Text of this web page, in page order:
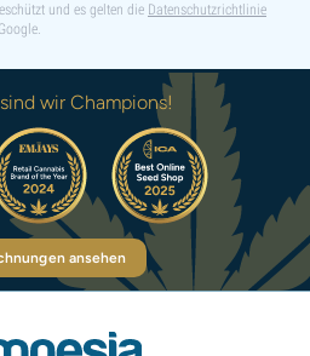
und es gelten die Datenschutzrichtlinie
wir Champions!
ansehen